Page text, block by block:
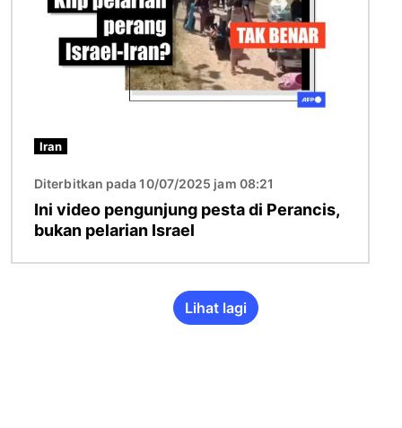
Iran
Diterbitkan pada 10/07/2025 jam 08:21
Ini video pengunjung pesta di Perancis,
bukan pelarian Israel
Lihat lagi